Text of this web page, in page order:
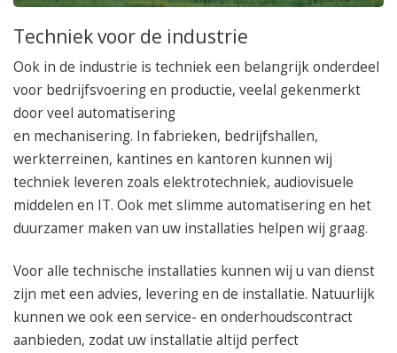
050 – 54 91 662
Route
Techniek voor de industrie
Ook in de industrie is techniek een belangrijk onderdeel
voor bedrijfsvoering en productie, veelal gekenmerkt
door veel automatisering
en mechanisering. In fabrieken, bedrijfshallen,
werkterreinen, kantines en kantoren kunnen wij
techniek leveren zoals elektrotechniek, audiovisuele
middelen en IT. Ook met slimme automatisering en het
duurzamer maken van uw installaties helpen wij graag.
Voor alle technische installaties kunnen wij u van dienst
zijn met een advies, levering en de installatie. Natuurlijk
kunnen we ook een service- en onderhoudscontract
aanbieden, zodat uw installatie altijd perfect